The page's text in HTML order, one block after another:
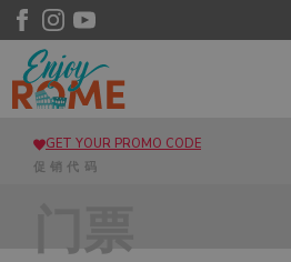
GET YOUR PROMO CODE
门票